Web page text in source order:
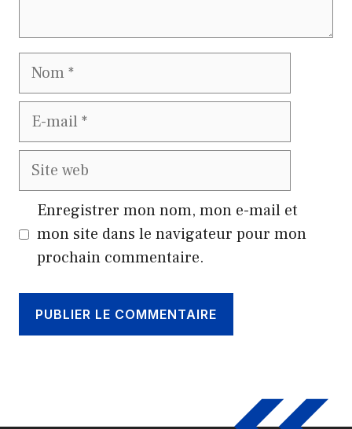
Nom
E-
mail
Site
web
Enregistrer mon nom, mon e-mail et
mon site dans le navigateur pour mon
prochain commentaire.